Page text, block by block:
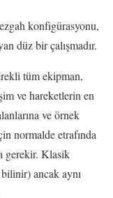
konfigürasyonu,
düz bir çalışmadır.
tüm ekipman,
ve hareketlerin en
ve örnek
normalde etrafında
gerekir. Klasik
ancak aynı